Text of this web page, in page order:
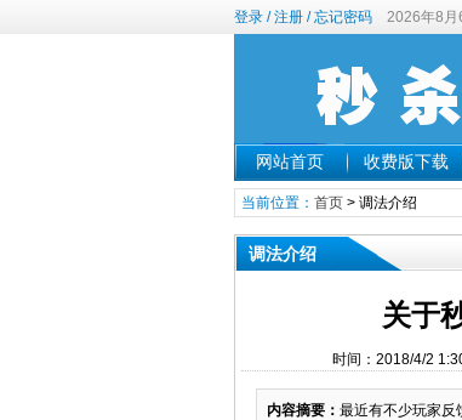
登录/注册/忘记密码 2026年8月
网站首页 收费版下载
当前位置： 首页> 调法介绍
调法介绍
关于
时间：2018/4/2
内容摘要： 最近有不少玩家反